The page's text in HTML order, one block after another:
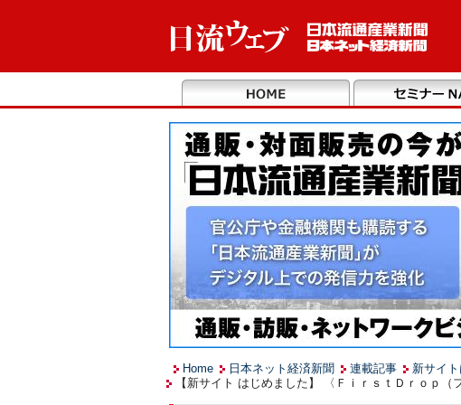
Home 日本ネット経済新聞 連載記事
新サイ
【新サイト はじめました】 〈ＦｉｒｓｔＤｒｏｐ